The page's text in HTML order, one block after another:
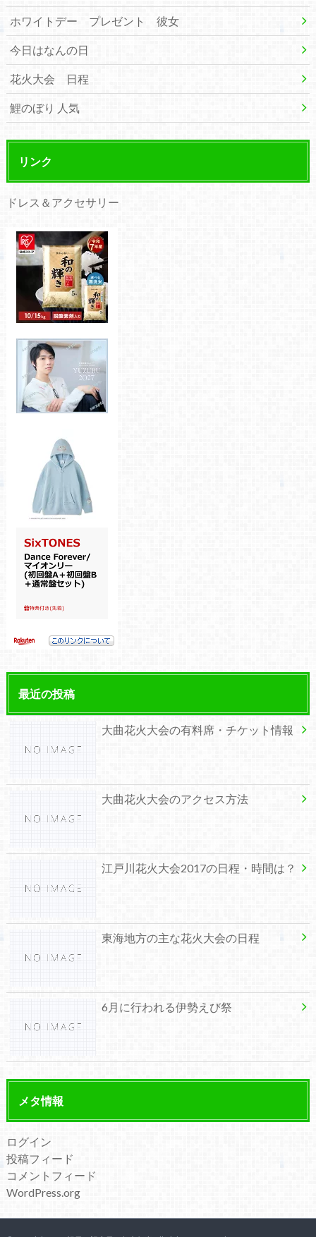
ホワイトデー プレゼント 彼女
今日はなんの日
花火大会 日程
鯉のぼり 人気
リンク
ドレス＆アクセサリー
最近の投稿
大曲花火大会の有料席・チケット情報
大曲花火大会のアクセス方法
江戸川花火大会2017の日程・時間は？
東海地方の主な花火大会の日程
6月に行われる伊勢えび祭
メタ情報
ログイン
投稿フィード
コメントフィード
WordPress.org